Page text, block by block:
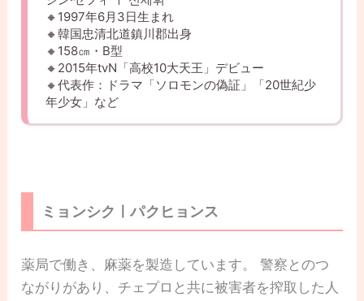
🔸1997年6月3日生まれ
🔸韓国忠清北道鎮川郡出身
🔸158㎝・B型
🔸2015年tvN「高校10大天王」デビュー
🔸代表作：ドラマ「ソロモンの偽証」「20世紀少
年少女」など
ミョンシクㅣパクヒョンス
薬局で働き、麻薬を製造しています。 警察とのつ
ながりがあり、チェプロと共に被害者を搾取した人